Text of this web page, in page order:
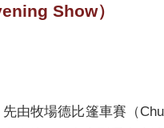
Show）
由牧場德比篷車賽（